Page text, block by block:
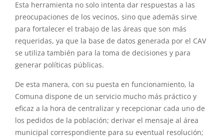
Esta herramienta no solo intenta dar respuestas a las
preocupaciones de los vecinos, sino que además sirve
para fortalecer el trabajo de las áreas que son más
requeridas, ya que la base de datos generada por el CAV
se utiliza también para la toma de decisiones y para
generar políticas públicas.
De esta manera, con su puesta en funcionamiento, la
Comuna dispone de un servicio mucho más práctico y
eficaz a la hora de centralizar y recepcionar cada uno de
los pedidos de la población; derivar el mensaje al área
municipal correspondiente para su eventual resolución;